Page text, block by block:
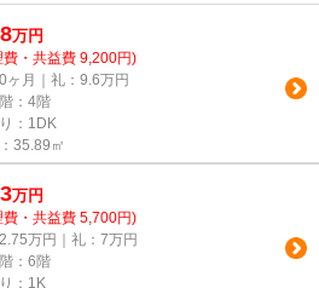
万円
費・共益費 9,200円)
ヶ月｜礼：9.6万円
：4階
：1DK
35.89㎡
万円
費・共益費 5,700円)
万円｜礼：7万円
：6階
：1K